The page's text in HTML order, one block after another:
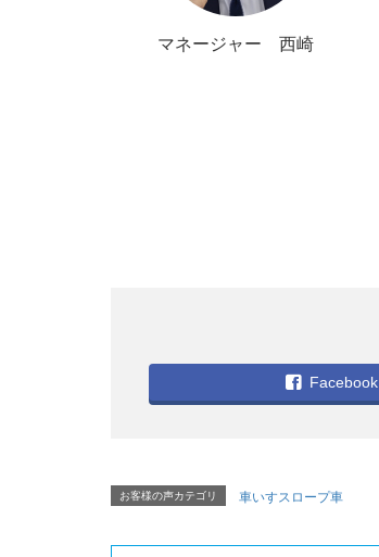
マネージャー 西崎
Facebook
お客様の声カテゴリ 車いすスロープ車